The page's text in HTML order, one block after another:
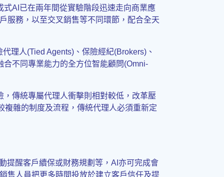
AI已在兩年間從實驗階段迅速走向商業應
服務，以至交叉銷售等不同環節，配合全天
理人(Tied Agents)、保險經紀(Brokers)、
不同專業能力的全方位智能顧問(Omni-
傳統專屬代理人衝擊則相對較低，改革壓
雜的制度及流程，傳統代理人必須重新定
提醒客戶續保或財務規劃等，AI亦可完成會
售人員把更多時間投放於建立客戶信任及提